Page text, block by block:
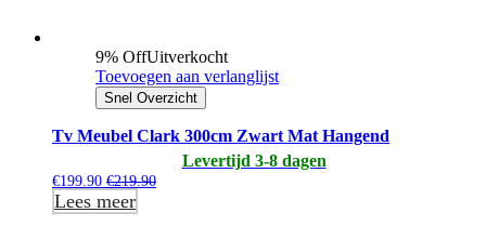
9% OffUitverkocht
Toevoegen aan verlanglijst
Snel Overzicht
Tv Meubel Clark 300cm Zwart Mat Hangend
Levertijd 3-8 dagen
€199.90 €219.90
Lees meer